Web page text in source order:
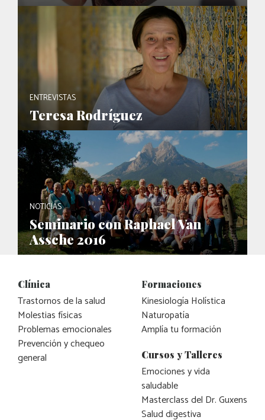
ENTREVISTAS
Teresa Rodríguez
NOTICIAS
Seminario con Raphael Van
Assche 2016
Clínica
Trastornos de la salud
Molestias físicas
Problemas emocionales
Prevención y chequeo
general
Formaciones
Kinesiología Holística
Naturopatía
Amplía tu formación
Cursos y Talleres
Emociones y vida
saludable
Masterclass del Dr. Guxens
Salud digestiva